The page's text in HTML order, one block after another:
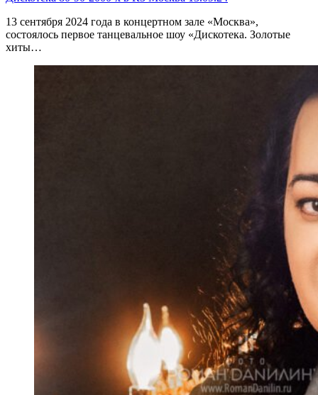
13 сентября 2024 года в концертном зале «Москва»,
состоялось первое танцевальное шоу «Дискотека. Золотые
хиты…